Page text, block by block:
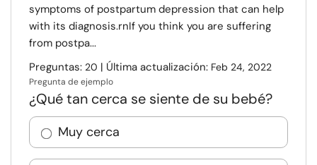
symptoms of postpartum depression that can help
with its diagnosis.rnIf you think you are suffering
from postpa...
Preguntas: 20 | Última actualización: Feb 24, 2022
Pregunta de ejemplo
¿Qué tan cerca se siente de su bebé?
Muy cerca